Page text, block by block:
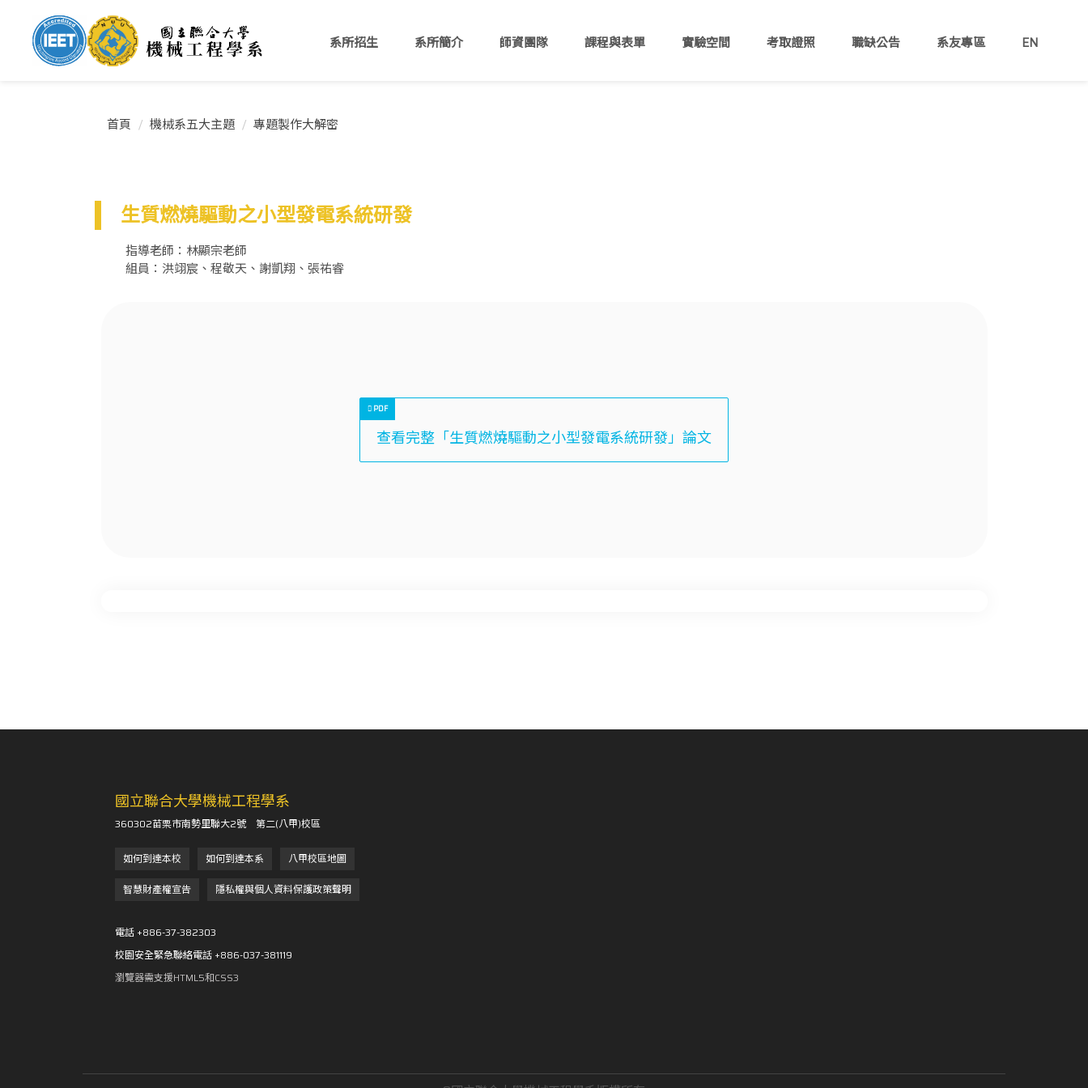
系所招生 系所簡介 師資團隊 課程與表單 實驗空間 考取證照 職缺公告 系友專區 EN
首頁 機械系五大主題 專題製作大解密
生質燃燒驅動之小型發電系統研發
指導老師：林顯宗老師
組員：洪翊宸、程敬天、謝凱翔、張祐睿
查看完整「生質燃燒驅動之小型發電系統研發」論文
國立聯合大學機械工程學系
360302苗栗市南勢里聯大2號 第二(八甲)校區
如何到達本校 如何到達本系
八甲校區地圖
智慧財產權宣告
隱私權與個人資料保護政策聲明
電話 +886-37-382303
校園安全緊急聯絡電話 +886-037-381119
瀏覽器需支援HTML5和CSS3